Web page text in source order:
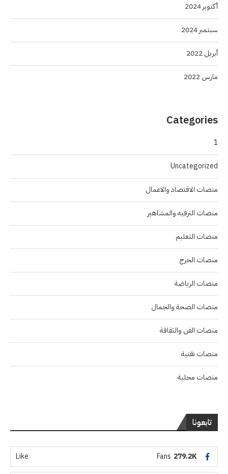
أكتوبر 2024
سبتمبر 2024
أبريل 2022
مارس 2022
Categories
1
Uncategorized
منصات الاقتصاد والاعمال
منصات الترفيه والمشاهير
منصات التعليم
منصات الخرج
منصات الرياضة
منصات الصحة والجمال
منصات الفن والثقافة
منصات تقنية
منصات محلية
تابعونا
279.2K
Fans
Like